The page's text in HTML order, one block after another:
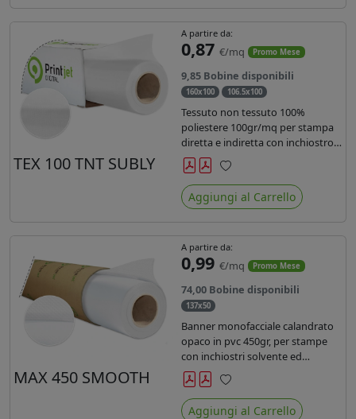
TEX 100 TNT SUBLY
A partire da:
0,87 €/mq Promo Mese
9,85 Bobine disponibili
160x100 106.5x100
Tessuto non tessuto 100%
poliestere 100gr/mq per stampa
diretta e indiretta con inchiostro
sublimatico, latex e uv.
Preferiti
Aggiungi al Carrello
MAX 450 SMOOTH
A partire da:
0,99 €/mq Promo Mese
74,00 Bobine disponibili
137x50
Banner monofacciale calandrato
opaco in pvc 450gr, per stampe
con inchiostri solvente ed
ecosolvente , uv e latex.
Preferiti
Aggiungi al Carrello